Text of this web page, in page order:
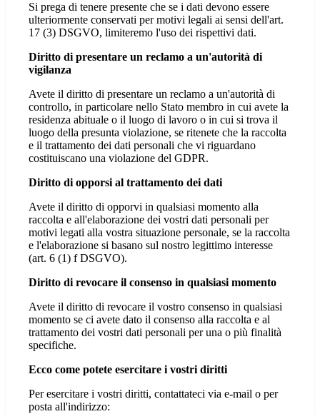
Si prega di tenere presente che se i dati devono essere
ulteriormente conservati per motivi legali ai sensi dell'art.
17 (3) DSGVO, limiteremo l'uso dei rispettivi dati.
Diritto di presentare un reclamo a un'autorità di
vigilanza
Avete il diritto di presentare un reclamo a un'autorità di
controllo, in particolare nello Stato membro in cui avete la
residenza abituale o il luogo di lavoro o in cui si trova il
luogo della presunta violazione, se ritenete che la raccolta
e il trattamento dei dati personali che vi riguardano
costituiscano una violazione del GDPR.
Diritto di opporsi al trattamento dei dati
Avete il diritto di opporvi in qualsiasi momento alla
raccolta e all'elaborazione dei vostri dati personali per
motivi legati alla vostra situazione personale, se la raccolta
e l'elaborazione si basano sul nostro legittimo interesse
(art. 6 (1) f DSGVO).
Diritto di revocare il consenso in qualsiasi momento
Avete il diritto di revocare il vostro consenso in qualsiasi
momento se ci avete dato il consenso alla raccolta e al
trattamento dei vostri dati personali per una o più finalità
specifiche.
Ecco come potete esercitare i vostri diritti
Per esercitare i vostri diritti, contattateci via e-mail o per
posta all'indirizzo: